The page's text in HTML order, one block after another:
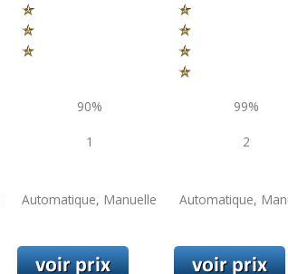
90% 99%
1 2
Automatique, Manuelle Automatique,